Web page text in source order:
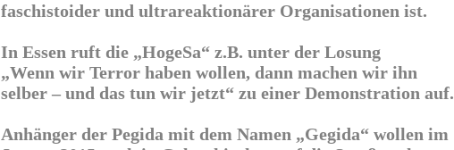
faschistoider und ultrareaktionärer Organisationen ist.
In Essen ruft die „HogeSa“ z.B. unter der Losung
„Wenn wir Terror haben wollen, dann machen wir ihn
selber – und das tun wir jetzt“ zu einer Demonstration auf.
Anhänger der Pegida mit dem Namen „Gegida“ wollen im